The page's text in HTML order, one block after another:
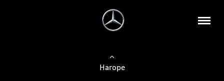
Нагоре